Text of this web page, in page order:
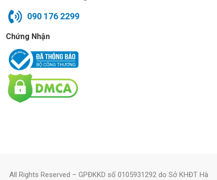
090 176 2299
Chứng Nhận
All Rights Reserved – GPĐKKD số 0105931292 do Sở KHĐT Hà